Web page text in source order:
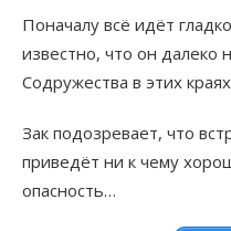
Поначалу всё идёт
известно, что он далеко
Содружества в этих
Зак подозревает, что
приведёт ни к чему
опасность…